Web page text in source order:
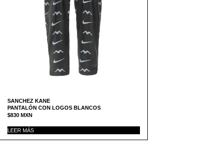
SANCHEZ KANE
PANTALÓN CON LOGOS BLANCOS
$830 MXN
LEER MÁS